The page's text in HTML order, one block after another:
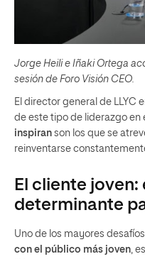
Jorge Heili e Iñaki Ortega
sesión de Foro Visión CEO.
El director general de LLYC
de este tipo de liderazgo en
inspiran son los que se
reinventarse
El cliente
determinante
Uno de los mayores
con el público más joven,